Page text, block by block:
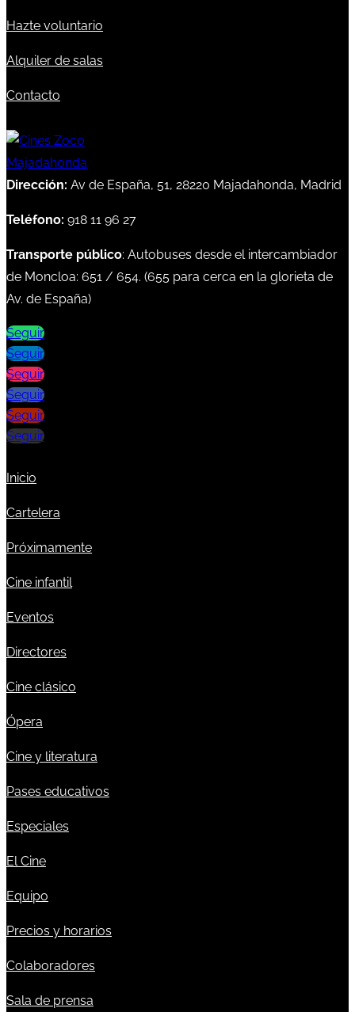
Hazte voluntario
Alquiler de salas
Contacto
Dirección: Av de España, 51, 28220 Majadahonda, Madrid
Teléfono: 918 11 96 27
Transporte público: Autobuses desde el intercambiador
de Moncloa: 651 / 654. (655 para cerca en la glorieta de
Av. de España)
Seguir
Seguir
Seguir
Seguir
Seguir
Seguir
Inicio
Cartelera
Próximamente
Cine infantil
Eventos
Directores
Cine clásico
Ópera
Cine y literatura
Pases educativos
Especiales
El Cine
Equipo
Precios y horarios
Colaboradores
Sala de prensa